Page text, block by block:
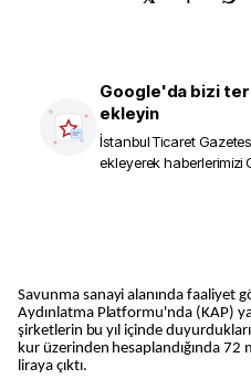
Google'da bizi
ekleyin
İstanbul Ticaret
ekleyerek haberlerimizi
Savunma sanayi alanında faaliyet
Aydınlatma Platformu'nda (KAP)
şirketlerin bu yıl içinde
kur üzerinden hesaplandığında
liraya çıktı.